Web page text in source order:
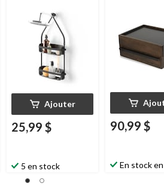
Ajouter
25,99 $
5 en stock
90,99 $
En stock